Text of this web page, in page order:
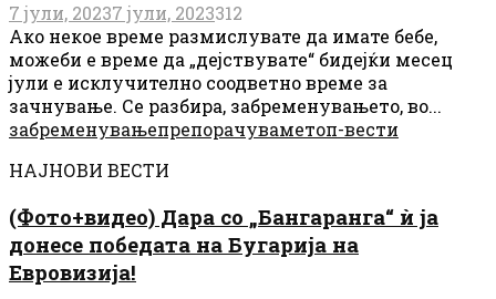
7 јули, 20237 јули, 2023312
Ако некое време размислувате да имате бебе,
можеби е време да „дејствувате“ бидејќи месец
јули е исклучително соодветно време за
зачнување. Се разбира, забременувањето, во...
забременувањепрепорачуваметоп-вести
НАЈНОВИ ВЕСТИ
(Фото+видео) Дара со „Бангаранга“ ѝ ја
донесе победата на Бугарија на
Евровизија!